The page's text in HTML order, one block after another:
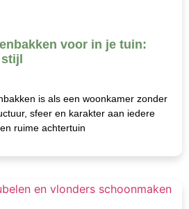
voor in je tuin:
is als een woonkamer zonder
sfeer en karakter aan iedere
ruime achtertuin